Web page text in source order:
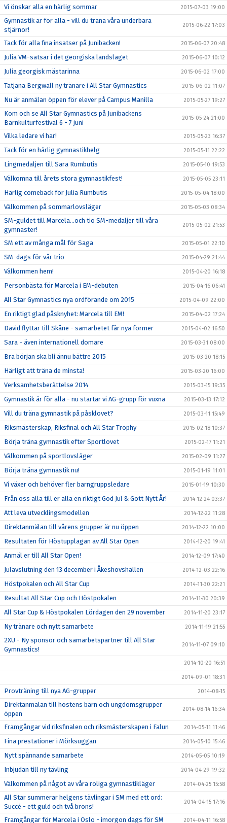
Vi önskar alla en härlig sommar 2015-07-03 19:00
Gymnastik är för alla - vill du träna våra underbara
stjärnor!
2015-06-22 17:03
Tack för alla fina insatser på Junibacken! 2015-06-07 20:48
Julia VM-satsar i det georgiska landslaget 2015-06-07 10:12
Julia georgisk mästarinna 2015-06-02 17:00
Tatjana Bergwall ny tränare i All Star Gymnastics 2015-06-02 11:07
Nu är anmälan öppen för elever på Campus Manilla 2015-05-27 19:27
Kom och se All Star Gymnastics på Junibackens
Barnkulturfestival 6 - 7 juni
2015-05-24 21:00
Vilka ledare vi har! 2015-05-23 16:37
Tack för en härlig gymnastikhelg 2015-05-11 22:22
Lingmedaljen till Sara Rumbutis 2015-05-10 19:53
Välkomna till årets stora gymnastikfest! 2015-05-05 23:11
Härlig comeback för Julia Rumbutis 2015-05-04 18:00
Välkommen på sommarlovsläger 2015-05-03 08:34
SM-guldet till Marcela...och tio SM-medaljer till våra
gymnaster!
2015-05-02 21:53
SM ett av många mål för Saga 2015-05-01 22:10
SM-dags för vår trio 2015-04-29 21:44
Välkommen hem! 2015-04-20 16:18
Personbästa för Marcela i EM-debuten 2015-04-16 06:41
All Star Gymnastics nya ordförande om 2015 2015-04-09 22:00
En riktigt glad påsknyhet: Marcela till EM! 2015-04-02 17:24
David flyttar till Skåne - samarbetet får nya former 2015-04-02 16:50
Sara - även internationell domare 2015-03-31 08:00
Bra början ska bli ännu bättre 2015 2015-03-20 18:15
Härligt att träna de minsta! 2015-03-20 16:00
Verksamhetsberättelse 2014 2015-03-15 19:35
Gymnastik är för alla - nu startar vi AG-grupp för vuxna 2015-03-13 17:12
Vill du träna gymnastik på påsklovet? 2015-03-11 15:49
Riksmästerskap, Riksfinal och All Star Trophy 2015-02-18 10:37
Börja träna gymnastik efter Sportlovet 2015-02-17 11:21
Välkommen på sportlovsläger 2015-02-09 11:27
Börja träna gymnastik nu! 2015-01-19 11:01
Vi växer och behöver fler barngruppsledare 2015-01-19 10:30
Från oss alla till er alla en riktigt God Jul & Gott Nytt År! 2014-12-24 03:37
Att leva utvecklingsmodellen 2014-12-22 11:28
Direktanmälan till vårens grupper är nu öppen 2014-12-22 10:00
Resultaten för Höstupplagan av All Star Open 2014-12-20 19:41
Anmäl er till All Star Open! 2014-12-09 17:40
Julavslutning den 13 december i Åkeshovshallen 2014-12-03 22:16
Höstpokalen och All Star Cup 2014-11-30 22:21
Resultat All Star Cup och Höstpokalen 2014-11-30 20:39
All Star Cup & Höstpokalen Lördagen den 29 november 2014-11-20 23:17
Ny tränare och nytt samarbete 2014-11-19 21:55
2XU - Ny sponsor och samarbetspartner till All Star
Gymnastics!
2014-11-07 09:10
2014-10-20 16:51
2014-09-01 18:31
Provträning till nya AG-grupper 2014-08-15
Direktanmälan till höstens barn och ungdomsgrupper
öppen
2014-08-14 16:34
Framgångar vid riksfinalen och riksmästerskapen i Falun 2014-05-11 11:46
Fina prestationer i Mörksuggan 2014-05-10 15:46
Nytt spännande samarbete 2014-05-05 10:19
Inbjudan till ny tävling 2014-04-29 19:32
Välkommen på något av våra roliga gymnastikläger 2014-04-25 15:58
All Star summerar helgens tävlingar i SM med ett ord:
Succé - ett guld och två brons!
2014-04-15 17:16
Framgångar för Marcela i Oslo - imorgon dags för SM 2014-04-11 16:58